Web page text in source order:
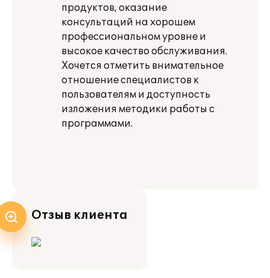
продуктов, оказание
консультаций на хорошем
профессиональном уровне и
высокое качество обслуживания.
Хочется отметить внимательное
отношение специалистов к
пользователям и доступность
изложения методики работы с
программами.
Отзыв клиента